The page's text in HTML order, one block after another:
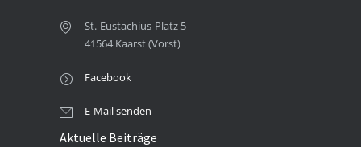
St.-Eustachius-Platz 5
41564 Kaarst (Vorst)
Facebook
E-Mail senden
Aktuelle Beiträge